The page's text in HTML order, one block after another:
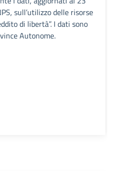
sull’utilizzo delle risorse
di libertà”. I dati sono
Autonome.